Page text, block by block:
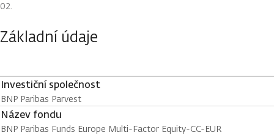
Základní údaje
Investiční společnost
BNP Paribas Parvest
Název fondu
BNP Paribas Funds Europe Multi-Factor Equity-CC-EUR